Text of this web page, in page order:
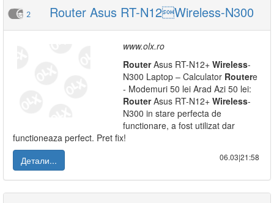
2 Router Asus RT-N12Wireless-N300
www.olx.ro
RouterAsus RT-N12+ Wireless-
N300 Laptop – Calculator Routere
- Modemuri 50 lei Arad Azi 50 lei:
RouterAsus RT-N12+ Wireless-
N300 in stare perfecta de
functionare, a fost utilizat dar
functioneaza perfect. Pret fix!
Детали...
06.03|21:58